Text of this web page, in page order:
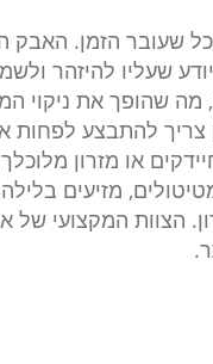
שעובר הזמן. האבק
שעליו להיזהר
מה שהופך את ניקוי
צריך להתבצע
או מזרון
מזיעים
הצוות המקצועי של